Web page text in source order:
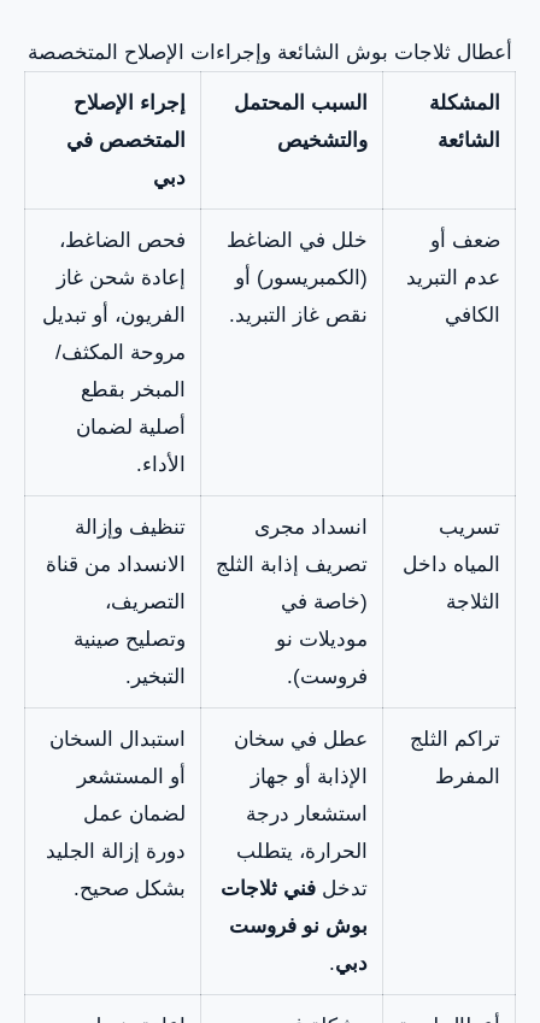
أعطال ثلاجات بوش الشائعة وإجراءات الإصلاح المتخصصة
المشكلة
الشائعة
السبب المحتمل
والتشخيص
إجراء الإصلاح
المتخصص في
دبي
ضعف أو
عدم التبريد
الكافي
خلل في الضاغط
(الكمبريسور) أو
نقص غاز التبريد.
فحص الضاغط،
إعادة شحن غاز
الفريون، أو تبديل
مروحة المكثف/
المبخر بقطع
أصلية لضمان
الأداء.
تسريب
المياه داخل
الثلاجة
انسداد مجرى
تصريف إذابة الثلج
(خاصة في
موديلات نو
فروست).
تنظيف وإزالة
الانسداد من قناة
التصريف،
وتصليح صينية
التبخير.
تراكم الثلج
المفرط
عطل في سخان
الإذابة أو جهاز
استشعار درجة
الحرارة، يتطلب
تدخل فني ثلاجات
بوش نو فروست
دبي.
استبدال السخان
أو المستشعر
لضمان عمل
دورة إزالة الجليد
بشكل صحيح.